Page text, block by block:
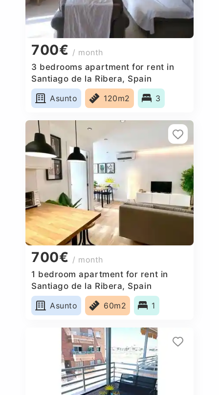
700€ / month
3 bedrooms apartment for rent in
Santiago de la Ribera, Spain
Asunto
120m2 3
700€ / month
1 bedroom apartment for rent in
Santiago de la Ribera, Spain
Asunto
60m2 1